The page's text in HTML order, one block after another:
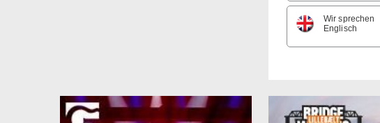
Wir sprechen
Englisch